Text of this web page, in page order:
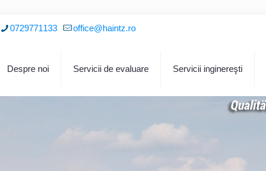
0729771133 office@haintz.ro
Despre noi Servicii de evaluare Servicii inginereşti